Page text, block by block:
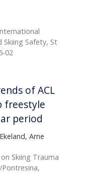
Skiing Safety, St
02
of ACL
freestyle
period
Arne
Skiing Trauma